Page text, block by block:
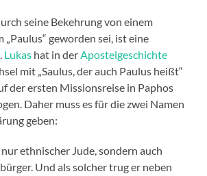
seine Bekehrung von einem
„Paulus“ geworden sei, ist eine
Lukas hat in derApostelgeschichte
mit „Saulus, der auch Paulus heißt“
der ersten Missionsreise in Paphos
Daher muss es für die zwei Namen
geben:
ethnischer Jude, sondern auch
Und als solcher trug er neben